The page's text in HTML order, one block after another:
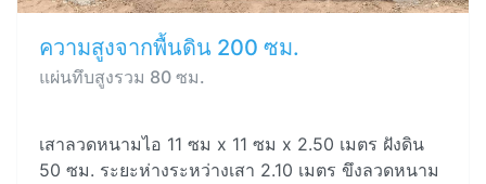
ความสูงจากพื้นดิน 200 ซม.
แผ่นทึบสูงรวม 80 ซม.
เสาลวดหนามไอ 11 ซม x 11 ซม x 2.50 เมตร ฝังดิน
50 ซม. ระยะห่างระหว่างเสา 2.10 เมตร ขึงลวดหนาม